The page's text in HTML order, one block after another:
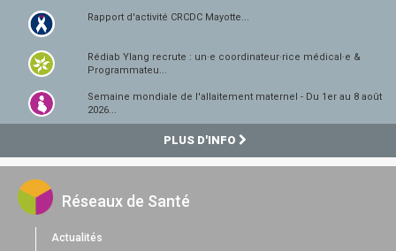
Rapport d'activité CRCDC Mayotte...
Rédiab Ylang recrute : un·e coordinateur·rice médical·e &
Programmateu...
Semaine mondiale de l'allaitement maternel - Du 1er au 8 août
2026...
PLUS D'INFO
Réseaux de Santé
Actualités